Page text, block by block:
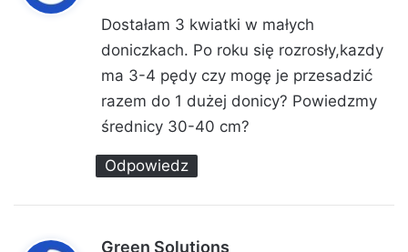
s
z
e
:
Dostałam 3 kwiatki w małych
doniczkach. Po roku się rozrosły,kazdy
ma 3-4 pędy czy mogę je przesadzić
razem do 1 dużej donicy? Powiedzmy
średnicy 30-40 cm?
Odpowiedz
Green Solutions